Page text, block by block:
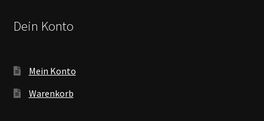
Dein Konto
Mein Konto
Warenkorb